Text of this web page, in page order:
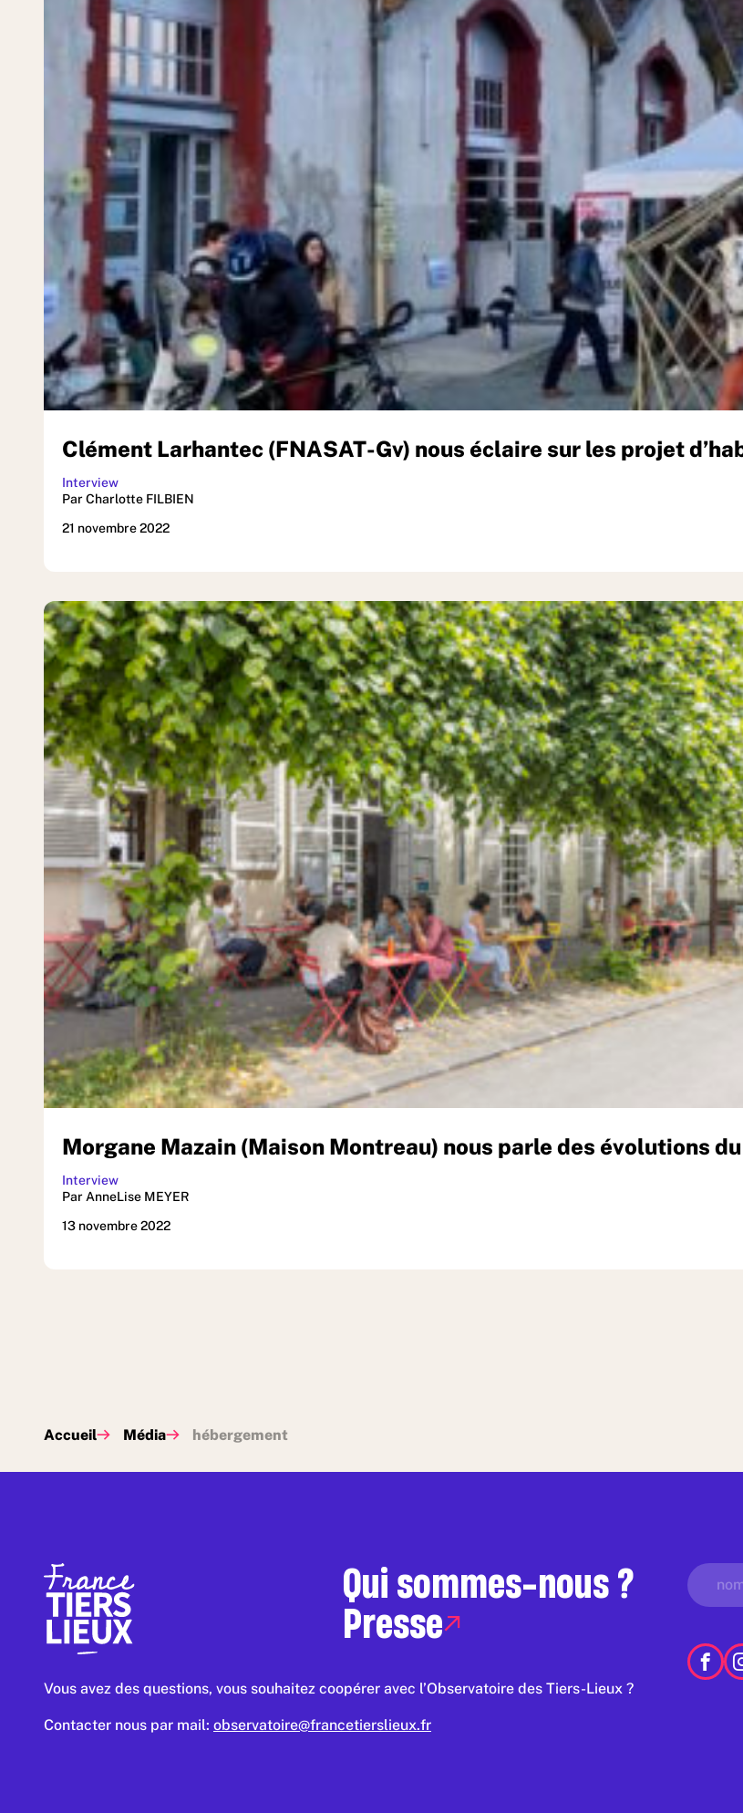
Clément Larhantec (FNASAT-Gv) nous éclaire sur les projet
Interview
Par Charlotte FILBIEN
21 novembre 2022
Morgane Mazain (Maison Montreau) nous parle des évolutions
Interview
Par AnneLise MEYER
13 novembre 2022
Accueil Média hébergement
Qui sommes-nous ?
Presse
Vous avez des questions, vous souhaitez coopérer avec l’Observatoire des Tiers-Lieux ?
Contacter nous par mail: observatoire@francetierslieux.fr